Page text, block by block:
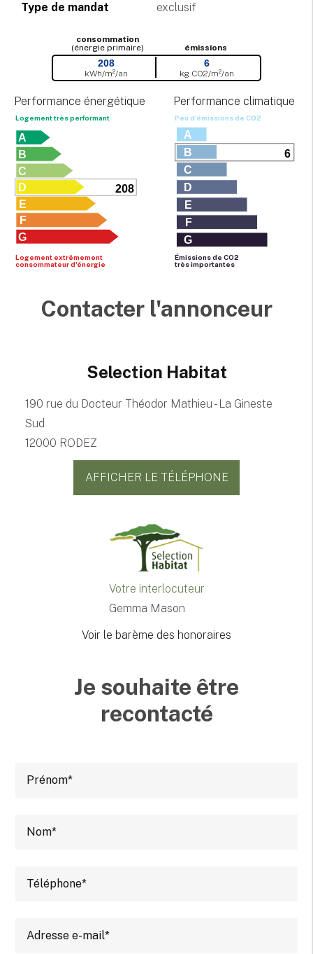
Type de mandat
exclusif
consommation
(énergie primaire)
émissions
208
kWh/m²/an
6
kg CO2/m²/an
Performance énergétique
Logement très performant
A
B
C
208
D
E
F
G
Logement extrêmement
consommateur d'énergie
Performance climatique
Peu d'émissions de CO2
A
6
B
C
D
E
F
G
Émissions de CO2
très importantes
Contacter l'annonceur
Selection Habitat
190 rue du Docteur Théodor Mathieu - La Gineste
Sud
12000 RODEZ
AFFICHER LE TÉLÉPHONE
Votre interlocuteur
Gemma Mason
Voir le barème des honoraires
Je souhaite être
recontacté